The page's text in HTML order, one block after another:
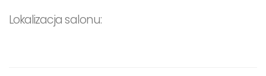
Lokalizacja salonu: